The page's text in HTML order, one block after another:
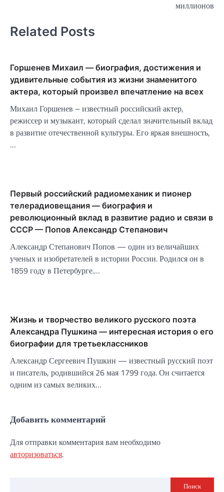
миллионов
Related Posts
Горшенев Михаил — биография, достижения и
удивительные события из жизни знаменитого
актера, который произвел впечатление на всех
Михаил Горшенев – известный российский актер,
режиссер и музыкант, который сделал значительный вклад
в развитие отечественной культуры. Его яркая внешность,
…
Первый российский радиомеханик и пионер
телерадиовещания — биография и
революционный вклад в развитие радио и связи в
СССР — Попов Александр Степанович
Александр Степанович Попов — один из величайших
ученых и изобретателей в истории России. Родился он в
1859 году в Петербурге.…
Жизнь и творчество великого русского поэта
Александра Пушкина — интересная история о его
биографии для третьеклассников
Александр Сергеевич Пушкин — известный русский поэт
и писатель, родившийся 26 мая 1799 года. Он считается
одним из самых великих…
Добавить комментарий
Для отправки комментария вам необходимо
авторизоваться.
Поиск